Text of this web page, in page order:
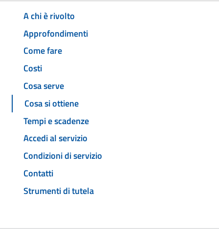
A chi è rivolto
Approfondimenti
Come fare
Costi
Cosa serve
Cosa si ottiene
Tempi e scadenze
Accedi al servizio
Condizioni di servizio
Contatti
Strumenti di tutela